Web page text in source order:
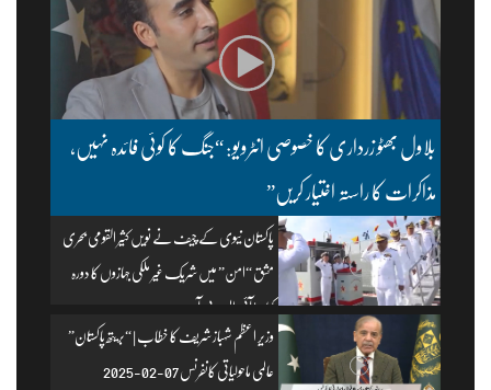
بلاول بھٹو زرداری کا خصوصی انٹرویو: “جنگ کا کوئی فائدہ نہیں،
مذاکرات کا راستہ اختیار کریں”
پاکستان نیوی کے چیف نے نویں کثیر القومی بحری
مشق “امن” میں شریک غیر ملکی جہازوں کا دورہ
کیا۔ | آئی ایس پی آر
وزیرِ اعظم شہباز شریف کا خطاب | “بریتھ پاکستان”
عالمی ماحولیاتی کانفرنس 07-02-2025